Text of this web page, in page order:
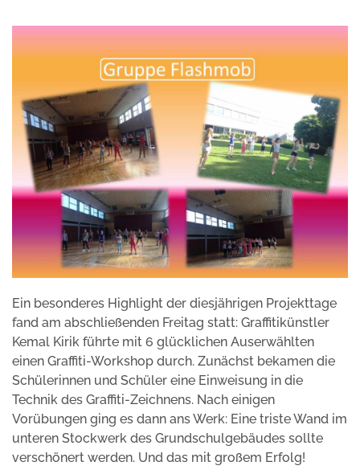
Ein besonderes Highlight der diesjährigen Projekttage
fand am abschließenden Freitag statt: Graffitikünstler
Kemal Kirik führte mit 6 glücklichen Auserwählten
einen Graffiti-Workshop durch. Zunächst bekamen die
Schülerinnen und Schüler eine Einweisung in die
Technik des Graffiti-Zeichnens. Nach einigen
Vorübungen ging es dann ans Werk: Eine triste Wand im
unteren Stockwerk des Grundschulgebäudes sollte
verschönert werden. Und das mit großem Erfolg!